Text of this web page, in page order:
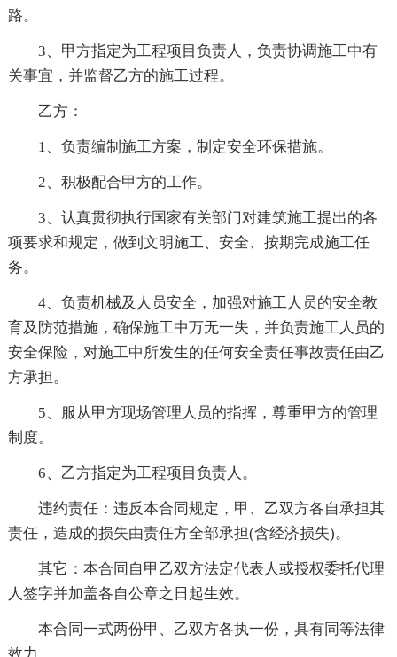
路。
3、甲方指定为工程项目负责人，负责协调施工中有
关事宜，并监督乙方的施工过程。
乙方：
1、负责编制施工方案，制定安全环保措施。
2、积极配合甲方的工作。
3、认真贯彻执行国家有关部门对建筑施工提出的各
项要求和规定，做到文明施工、安全、按期完成施工任
务。
4、负责机械及人员安全，加强对施工人员的安全教
育及防范措施，确保施工中万无一失，并负责施工人员的
安全保险，对施工中所发生的任何安全责任事故责任由乙
方承担。
5、服从甲方现场管理人员的指挥，尊重甲方的管理
制度。
6、乙方指定为工程项目负责人。
违约责任：违反本合同规定，甲、乙双方各自承担其
责任，造成的损失由责任方全部承担(含经济损失)。
其它：本合同自甲乙双方法定代表人或授权委托代理
人签字并加盖各自公章之日起生效。
本合同一式两份甲、乙双方各执一份，具有同等法律